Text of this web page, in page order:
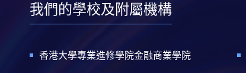
我們的學校及附屬機構
香港大學專業進修學院金融商業學院